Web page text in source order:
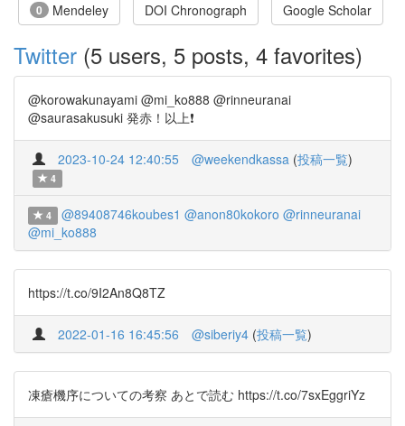
0 Mendeley DOI Chronograph Google Scholar
Twitter (5 users, 5 posts, 4 favorites)
@korowakunayami @mi_ko888 @rinneuranai
@saurasakusuki 発赤！以上❗️
2023-10-24 12:40:55 @weekendkassa (投稿一覧)
4
4 @89408746koubes1 @anon80kokoro @rinneuranai
@mi_ko888
https://t.co/9I2An8Q8TZ
2022-01-16 16:45:56 @siberiy4 (投稿一覧)
凍瘡機序についての考察 あとで読む https://t.co/7sxEggriYz